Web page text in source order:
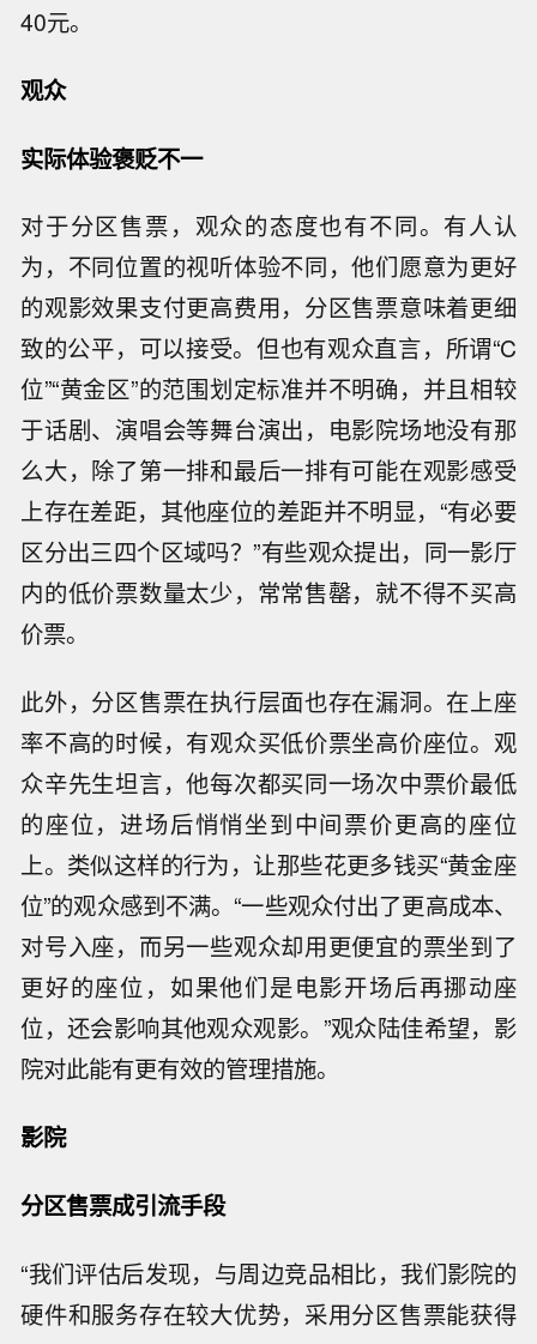
40元。
观众
实际体验褒贬不一
对于分区售票，观众的态度也有不同。有人认
为，不同位置的视听体验不同，他们愿意为更好
的观影效果支付更高费用，分区售票意味着更细
致的公平，可以接受。但也有观众直言，所谓“C
位”“黄金区”的范围划定标准并不明确，并且相较
于话剧、演唱会等舞台演出，电影院场地没有那
么大，除了第一排和最后一排有可能在观影感受
上存在差距，其他座位的差距并不明显，“有必要
区分出三四个区域吗？”有些观众提出，同一影厅
内的低价票数量太少，常常售罄，就不得不买高
价票。
此外，分区售票在执行层面也存在漏洞。在上座
率不高的时候，有观众买低价票坐高价座位。观
众辛先生坦言，他每次都买同一场次中票价最低
的座位，进场后悄悄坐到中间票价更高的座位
上。类似这样的行为，让那些花更多钱买“黄金座
位”的观众感到不满。“一些观众付出了更高成本、
对号入座，而另一些观众却用更便宜的票坐到了
更好的座位，如果他们是电影开场后再挪动座
位，还会影响其他观众观影。”观众陆佳希望，影
院对此能有更有效的管理措施。
影院
分区售票成引流手段
“我们评估后发现，与周边竞品相比，我们影院的
硬件和服务存在较大优势，采用分区售票能获得